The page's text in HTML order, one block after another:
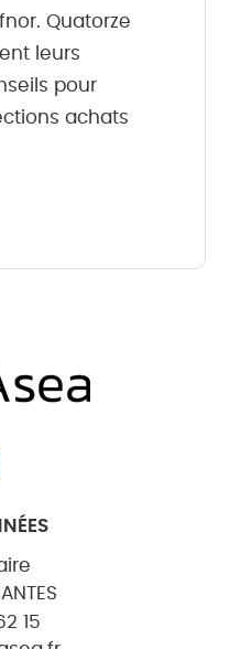
Quatorze
leurs
pour
achats
15